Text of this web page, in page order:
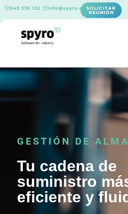
943 335 122 info@spyro.es SOLICITAR
REUNIÓN
GESTIÓN DE
Tu cadena de
suministro
eficiente y